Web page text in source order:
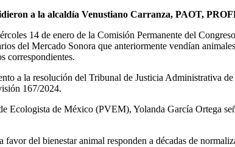
a la alcaldía Venustiano Carranza, PAOT,
14 de enero de la Comisión Permanente del
del Mercado Sonora que anteriormente vendían
correspondientes.
a la resolución del Tribunal de Justicia Administrativa
167/2024.
Ecologista de México (PVEM), Yolanda García Ortega
favor del bienestar animal responden a décadas de